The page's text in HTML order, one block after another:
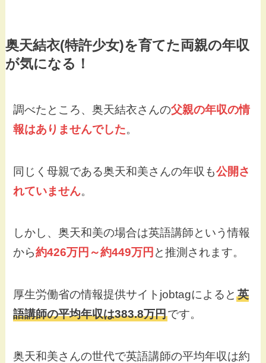
奥天結衣(特許少女)を育てた両親の年収
が気になる！
調べたところ、奥天結衣さんの父親の年収の情
報はありませんでした。
同じく母親である奥天和美さんの年収も公開さ
れていません。
しかし、奥天和美の場合は英語講師という情報
から約426万円～約449万円 と推測されます。
厚生労働省の情報提供サイトjobtagによると英
語講師の平均年収は383.8万円です。
奥天和美さんの世代で英語講師の平均年収は約